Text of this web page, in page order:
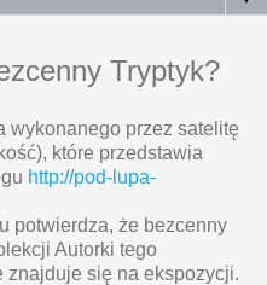
Tryptyk?
wykonanego przez satelitę
które przedstawia
http://pod-lupa-
potwierdza, że bezcenny
Autorki tego
znajduje się na ekspozycji.